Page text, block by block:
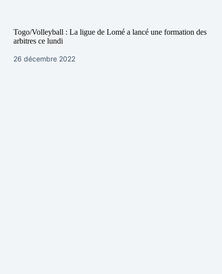
Togo/Volleyball : La ligue de Lomé a lancé une formation des
arbitres ce lundi
26 décembre 2022